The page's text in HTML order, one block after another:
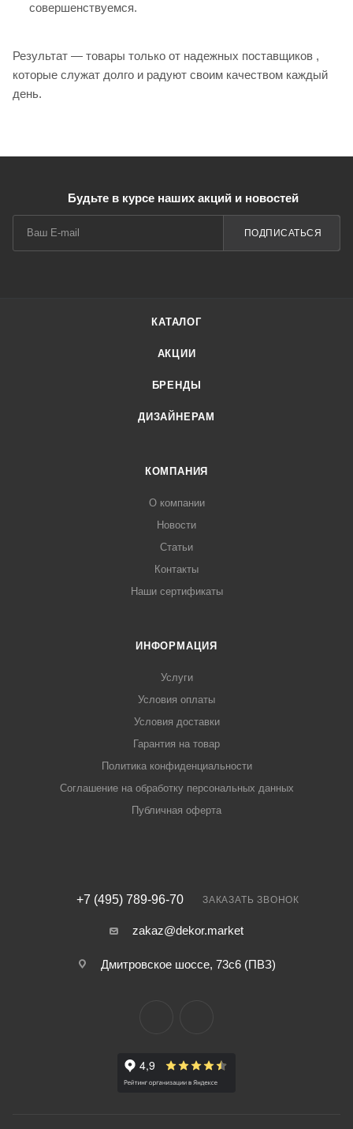
совершенствуемся.
Результат — товары только от надежных поставщиков ,
которые служат долго и радуют своим качеством каждый
день.
Будьте в курсе наших акций и новостей
ПОДПИСАТЬСЯ
КАТАЛОГ
АКЦИИ
БРЕНДЫ
ДИЗАЙНЕРАМ
КОМПАНИЯ
О компании
Новости
Статьи
Контакты
Наши сертификаты
ИНФОРМАЦИЯ
Услуги
Условия оплаты
Условия доставки
Гарантия на товар
Политика конфиденциальности
Соглашение на обработку персональных данных
Публичная оферта
+7 (495) 789-96-70 ЗАКАЗАТЬ ЗВОНОК
zakaz@dekor.market
Дмитровское шоссе, 73с6 (ПВЗ)